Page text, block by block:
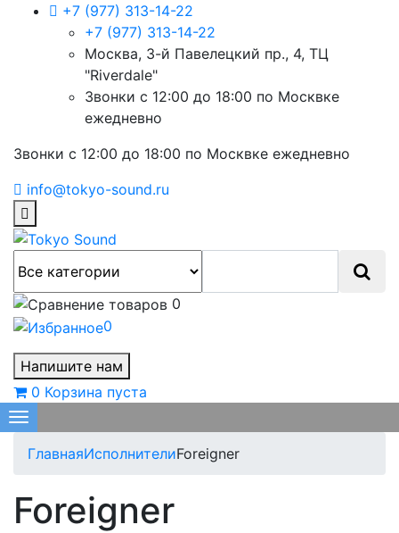
+7 (977) 313-14-22
+7 (977) 313-14-22
Москва, 3-й Павелецкий пр., 4, ТЦ
"Riverdale"
Звонки с 12:00 до 18:00 по Москвке
ежедневно
Звонки с 12:00 до 18:00 по Москвке ежедневно
info@tokyo-sound.ru
0
0
Напишите нам
0 Корзина пуста
Меню
ГлавнаяИсполнителиForeigner
Foreigner